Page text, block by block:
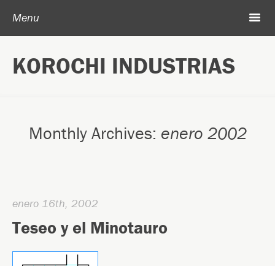
KOROCHI INDUSTRIAS
Menu m
Archivo
Monthly Archives: enero 2002
enero 16th, 2002
Teseo y el Minotauro